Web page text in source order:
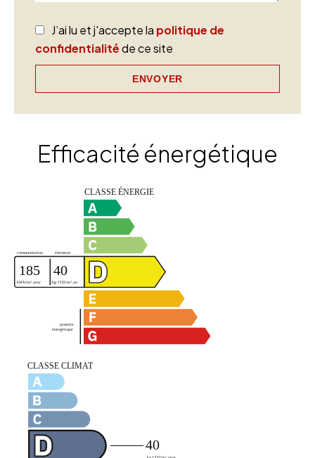
J’ai lu et j'accepte la politique de
confidentialitéde ce site
ENVOYER
Efficacité énergétique